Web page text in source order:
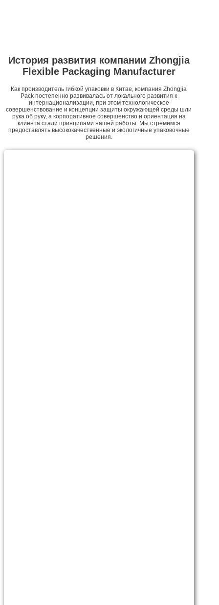
История развития компании Zhongjia
Flexible Packaging Manufacturer
Как производитель гибкой упаковки в Китае, компания Zhongjia
Pack постепенно развивалась от локального развития к
интернационализации, при этом технологическое
совершенствование и концепции защиты окружающей среды шли
рука об руку, а корпоративное совершенство и ориентация на
клиента стали принципами нашей работы. Мы стремимся
предоставлять высококачественные и экологичные упаковочные
решения.